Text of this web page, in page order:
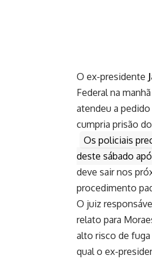
O ex-presidente
Federal na
atendeu a
cumpria prisão
Os policiais
deste sábado
deve sair nos
procedimento
O juiz
relato para
alto risco de
qual o ex-